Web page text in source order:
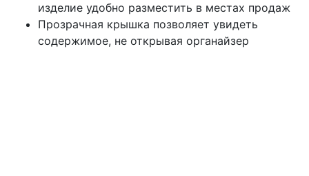
изделие удобно разместить в местах продаж
Прозрачная крышка позволяет увидеть
содержимое, не открывая органайзер